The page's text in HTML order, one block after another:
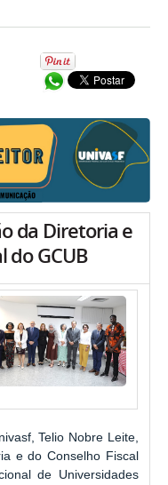
Compartilhar no
da Diretoria e
do GCUB
Telio Nobre Leite,
e do Conselho Fiscal
de Universidades